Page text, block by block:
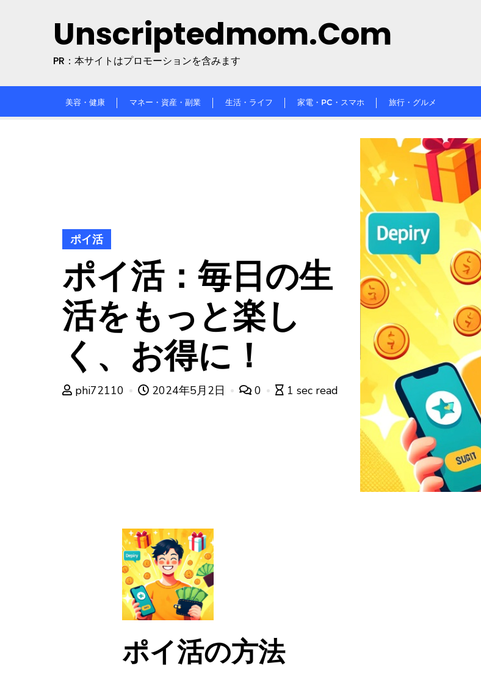
Unscriptedmom.com
PR：本サイトはプロモーションを含みます
美容・健康 マネー・資産・副業 生活・ライフ 家電・PC・スマホ 旅行・グルメ
ポイ活
ポイ活：毎日の生
活をもっと楽し
く、お得に！
phi72110 2024年5月2日 0 1 sec read
ポイ活の方法